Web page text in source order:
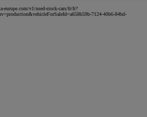
europe.com/v1/used-stock-cars/fr/fr?
7124-40b6-84bd-